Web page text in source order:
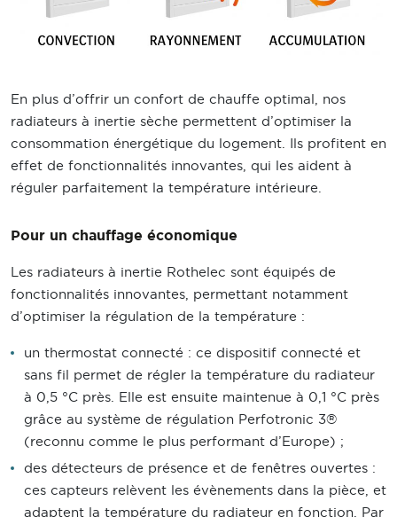
En plus d’offrir un confort de chauffe optimal, nos
radiateurs à inertie sèche permettent d’optimiser la
consommation énergétique du logement. Ils profitent en
effet de fonctionnalités innovantes, qui les aident à
réguler parfaitement la température intérieure.
Pour un chauffage économique
Les radiateurs à inertie Rothelec sont équipés de
fonctionnalités innovantes, permettant notamment
d’optimiser la régulation de la température :
un thermostat connecté : ce dispositif connecté et
sans fil permet de régler la température du radiateur
à 0,5 °C près. Elle est ensuite maintenue à 0,1 °C près
grâce au système de régulation Perfotronic 3®
(reconnu comme le plus performant d’Europe) ;
des détecteurs de présence et de fenêtres ouvertes :
ces capteurs relèvent les évènements dans la pièce, et
adaptent la température du radiateur en fonction. Par